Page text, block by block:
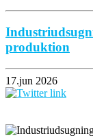
produktion
17.jun 2026